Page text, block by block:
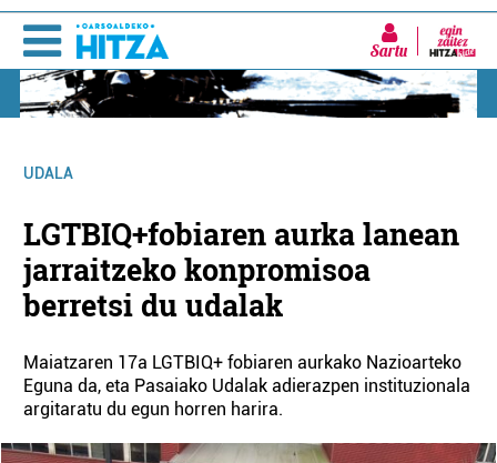
Sartu
UDALA
LGTBIQ+fobiaren aurka lanean
jarraitzeko konpromisoa
berretsi du udalak
Maiatzaren 17a LGTBIQ+ fobiaren aurkako Nazioarteko
Eguna da, eta Pasaiako Udalak adierazpen instituzionala
argitaratu du egun horren harira.